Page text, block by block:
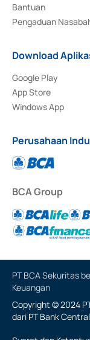
Bantuan
Pengaduan
Download
Google Play
App Store
Windows App
Perusahaan
BCA Group
PT BCA Sekuritas
Keuangan
Copyright © 2024
dari PT Bank